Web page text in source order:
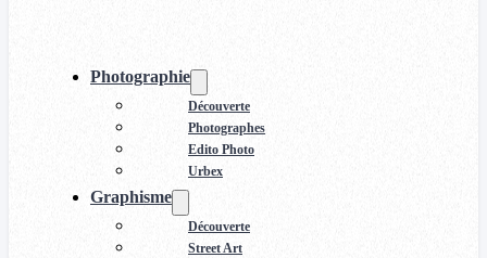
Photographie
Découverte
Photographes
Edito Photo
Urbex
Graphisme
Découverte
Street Art